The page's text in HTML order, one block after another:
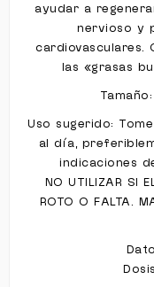
ayudar a
nervioso y
cardiovasculares.
las «grasas
Uso sugerido:
al día,
indicaciones
NO UTILIZAR SI
ROTO O FALTA.